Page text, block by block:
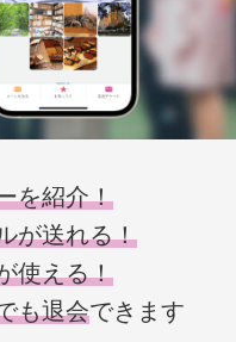
を紹介！
が送れる！
使える！
も退会できます